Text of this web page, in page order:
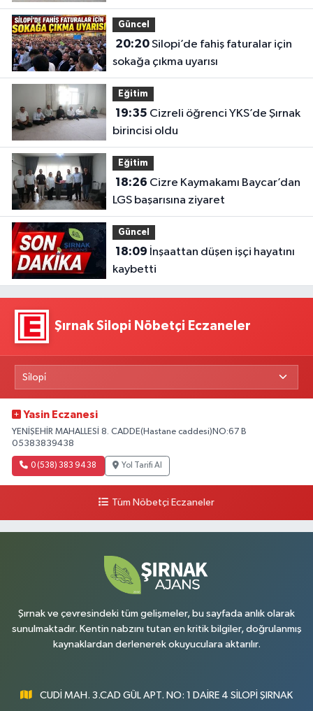
Güncel
20:20Silopi’de fahiş faturalar için
sokağa çıkma uyarısı
Eğitim
19:35
birincisi oldu
Eğitim
18:26
LGS başarısına ziyaret
Güncel
18:09
kaybetti
Şırnak Silopi Nöbetçi Eczaneler
Yasin Eczanesi
YENİŞEHİR MAHALLESİ 8. CADDE(Hastane caddesi)NO:67 B
05383839438
0 (538) 383 94 38 Yol Tarifi Al
Tüm Nöbetçi Eczaneler
Şırnak ve çevresindeki tüm gelişmeler, bu sayfada anlık olarak
sunulmaktadır. Kentin nabzını tutan en kritik bilgiler, doğrulanmış
kaynaklardan derlenerek okuyuculara aktarılır.
CUDİ MAH. 3.CAD GÜL APT. NO: 1 DAİRE 4 SİLOPİ ŞIRNAK